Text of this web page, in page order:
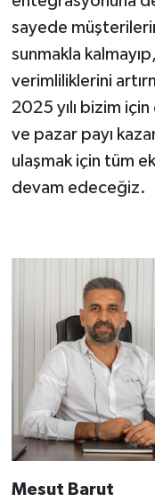
sayede
sunmakla
verimliliklerini
2025 yılı bizim için
ve pazar payı
ulaşmak için tüm
devam edeceğiz.
Mesut Barut